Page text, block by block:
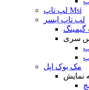
لپ تاپ Msi
لپ تاپ ایسر
سری
مک بوک اپل
نمایش